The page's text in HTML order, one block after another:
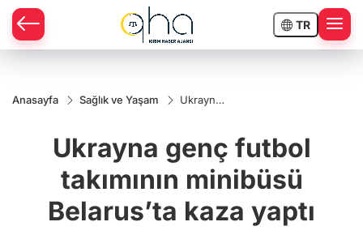
TR
Anasayfa Sağlık ve Yaşam
Ukrayna
minibüsü
Belarus’ta
kaza yaptı
Ukrayna genç futbol
takımının minibüsü
Belarus’ta kaza yaptı